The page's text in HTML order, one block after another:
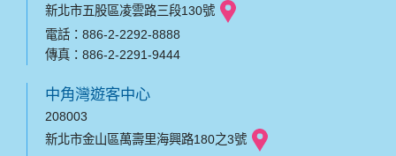
新北市五股區凌雲路三段130號
電話：886-2-2292-8888
傳真：886-2-2291-9444
中角灣遊客中心
208003
新北市金山區萬壽里海興路180之3號